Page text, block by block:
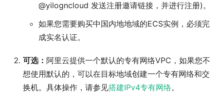
@yilogncloud 发送注册邀请链接，并进行注册)。
如果您需要购买中国内地地域的ECS实例，必须完
成实名认证。
可选： 阿里云提供一个默认的专有网络VPC，如果您不
想使用默认的，可以在目标地域创建一个专有网络和交
换机。具体操作，请参见搭建IPv4专有网络。